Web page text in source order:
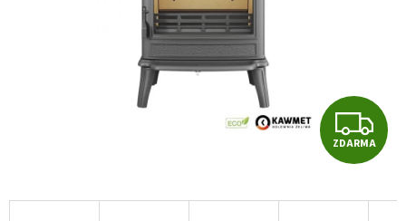
Z
D
A
ZDARMA